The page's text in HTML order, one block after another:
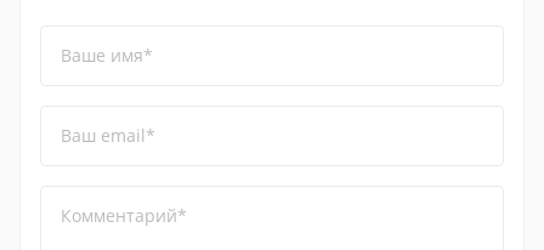
Ваше имя*
Ваш email*
Комментарий*